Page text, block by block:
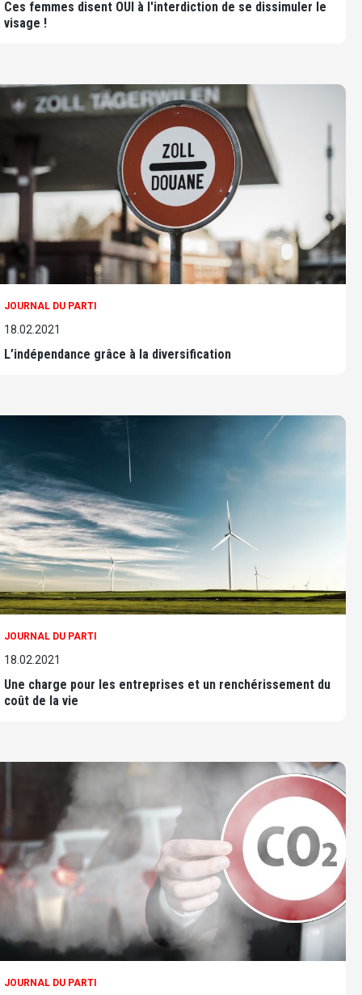
Ces femmes disent OUI à l'interdiction de se dissimuler le
visage !
JOURNAL DU PARTI
18.02.2021
L’indépendance grâce à la diversification
JOURNAL DU PARTI
18.02.2021
Une charge pour les entreprises et un renchérissement du
coût de la vie
JOURNAL DU PARTI